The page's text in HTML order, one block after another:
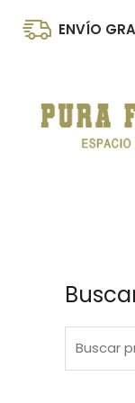
ENVÍO
B
c